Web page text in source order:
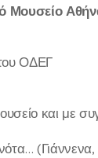
ΟΔΕΓ
και με